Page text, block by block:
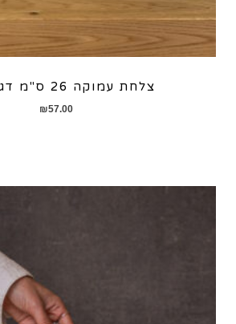
צלחת עמוקה 26 ס"מ דגם לטם
₪57.00